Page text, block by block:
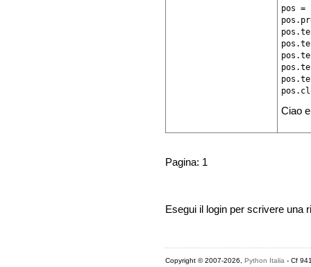
pos =
Ciao
Pagina: 1
Esegui il login per scrivere una
Copyright © 2007-2026, Python Italia- Cf